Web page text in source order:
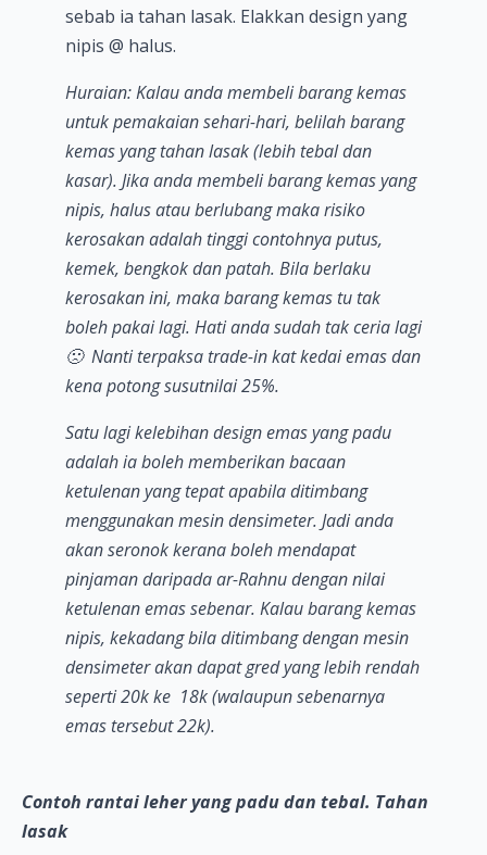
sebab ia tahan lasak. Elakkan design yang
nipis @ halus.
Huraian: Kalau anda membeli barang kemas
untuk pemakaian sehari-hari, belilah barang
kemas yang tahan lasak (lebih tebal dan
kasar). Jika anda membeli barang kemas yang
nipis, halus atau berlubang maka risiko
kerosakan adalah tinggi contohnya putus,
kemek, bengkok dan patah. Bila berlaku
kerosakan ini, maka barang kemas tu tak
boleh pakai lagi. Hati anda sudah tak ceria lagi
🙁 Nanti terpaksa trade-in kat kedai emas dan
kena potong susutnilai 25%.
Satu lagi kelebihan design emas yang padu
adalah ia boleh memberikan bacaan
ketulenan yang tepat apabila ditimbang
menggunakan mesin densimeter. Jadi anda
akan seronok kerana boleh mendapat
pinjaman daripada ar-Rahnu dengan nilai
ketulenan emas sebenar. Kalau barang kemas
nipis, kekadang bila ditimbang dengan mesin
densimeter akan dapat gred yang lebih rendah
seperti 20k ke 18k (walaupun sebenarnya
emas tersebut 22k).
Contoh rantai leher yang padu dan tebal. Tahan
lasak